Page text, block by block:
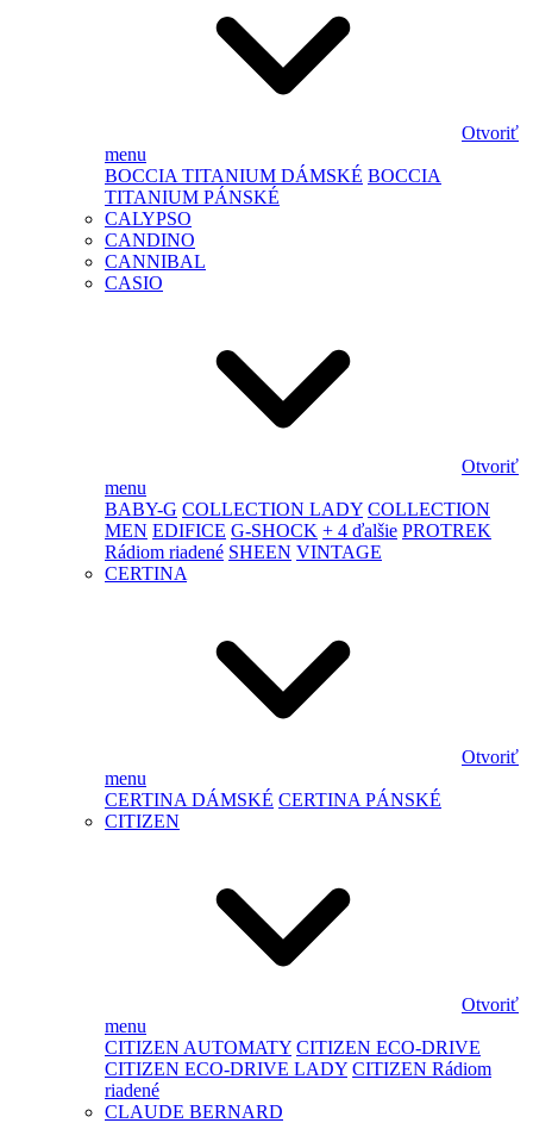
Otvoriť
menu
BOCCIA TITANIUM DÁMSKÉ BOCCIA
TITANIUM PÁNSKÉ
CALYPSO
CANDINO
CANNIBAL
CASIO
Otvoriť
menu
BABY-G COLLECTION LADY COLLECTION
MEN EDIFICE G-SHOCK + 4 ďalšie PROTREK
Rádiom riadené SHEEN VINTAGE
CERTINA
Otvoriť
menu
CERTINA DÁMSKÉ CERTINA PÁNSKÉ
CITIZEN
Otvoriť
menu
CITIZEN AUTOMATY CITIZEN ECO-DRIVE
CITIZEN ECO-DRIVE LADY CITIZEN Rádiom
riadené
CLAUDE BERNARD